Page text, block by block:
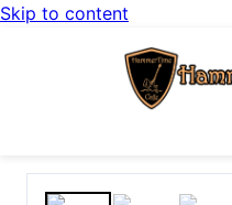
Skip to content